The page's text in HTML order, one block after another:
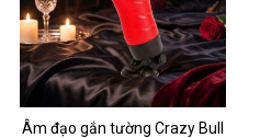
Âm đạo gắn tường Crazy Bull